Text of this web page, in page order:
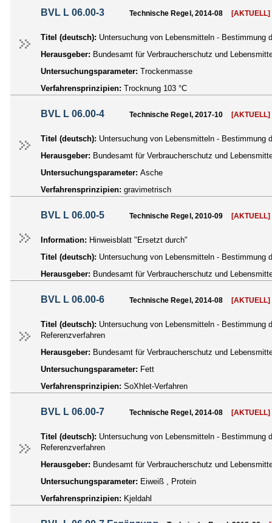
BVL L 06.00-3 Technische Regel, 2014-08 [AKTUELL]
Titel (deutsch): Untersuchung von Lebensmitteln - Bestimmung
Herausgeber: Bundesamt für Verbraucherschutz und
Untersuchungsparameter: Trockenmasse
Verfahrensprinzipien: Trocknung 103 °C
BVL L 06.00-4 Technische Regel, 2017-10 [AKTUELL]
Titel (deutsch): Untersuchung von Lebensmitteln - Bestimmung
Herausgeber: Bundesamt für Verbraucherschutz und
Untersuchungsparameter: Asche
Verfahrensprinzipien: gravimetrisch
BVL L 06.00-5 Technische Regel, 2010-09 [AKTUELL]
Information: Hinweisblatt "Ersetzt durch"
Titel (deutsch): Untersuchung von Lebensmitteln - Bestimmung
Herausgeber: Bundesamt für Verbraucherschutz und
BVL L 06.00-6 Technische Regel, 2014-08 [AKTUELL]
Titel (deutsch): Untersuchung von Lebensmitteln -
Referenzverfahren
Herausgeber: Bundesamt für Verbraucherschutz und
Untersuchungsparameter: Fett
Verfahrensprinzipien: SoXhlet-Verfahren
BVL L 06.00-7 Technische Regel, 2014-08 [AKTUELL]
Titel (deutsch): Untersuchung von Lebensmitteln - Bestimmung
Referenzverfahren
Herausgeber: Bundesamt für Verbraucherschutz und
Untersuchungsparameter: Eiweiß , Protein
Verfahrensprinzipien: Kjeldahl